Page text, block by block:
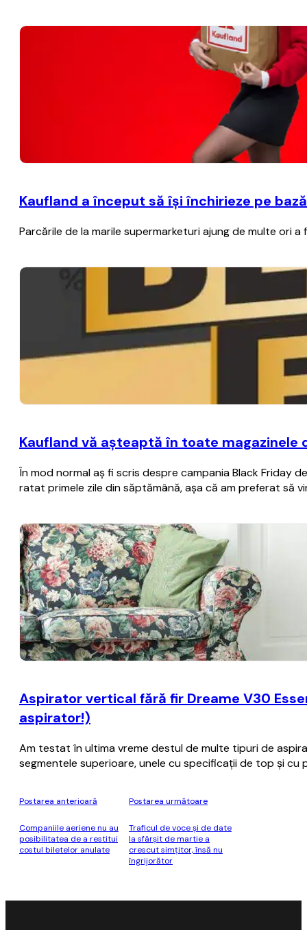
Kaufland a început să îşi închirieze pe
Parcările de la marile supermarketuri ajung de multe ori
Kaufland vă aşteaptă în toate magazinele
În mod normal aş fi scris despre campania Black Friday
ratat primele zile din săptămână, aşa că am preferat să
Aspirator vertical fără fir Dreame V30
aspirator!)
Am testat în ultima vreme destul de multe tipuri de
segmentele superioare, unele cu specificații de top și
Postarea anterioară
Companiile aeriene nu au
posibilitatea de a restitui
costul biletelor anulate
Postarea următoare
Traficul de voce şi de date
la sfârşit de martie a
crescut simţitor, însă nu
îngrijorător